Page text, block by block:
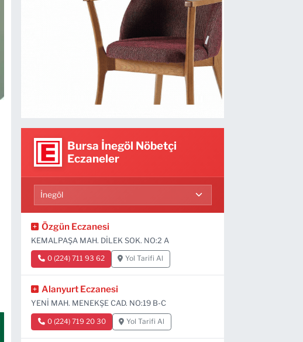
Bursa İnegöl Nöbetçi
Eczaneler
Özgün Eczanesi
KEMALPAŞA MAH. DİLEK SOK. NO:2 A
0 (224) 711 93 62 Yol Tarifi Al
Alanyurt Eczanesi
YENİ MAH. MENEKŞE CAD. NO:19 B-C
0 (224) 719 20 30 Yol Tarifi Al